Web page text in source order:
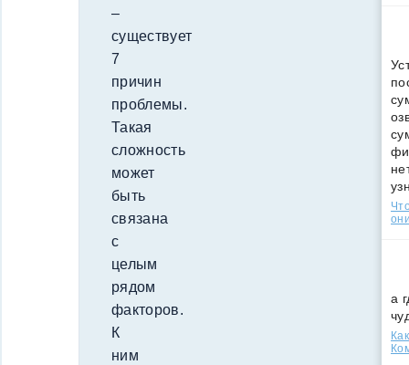
–
существует
7
причин
проблемы.
Такая
сложность
может
быть
связана
с
целым
рядом
факторов.
К
ним
а